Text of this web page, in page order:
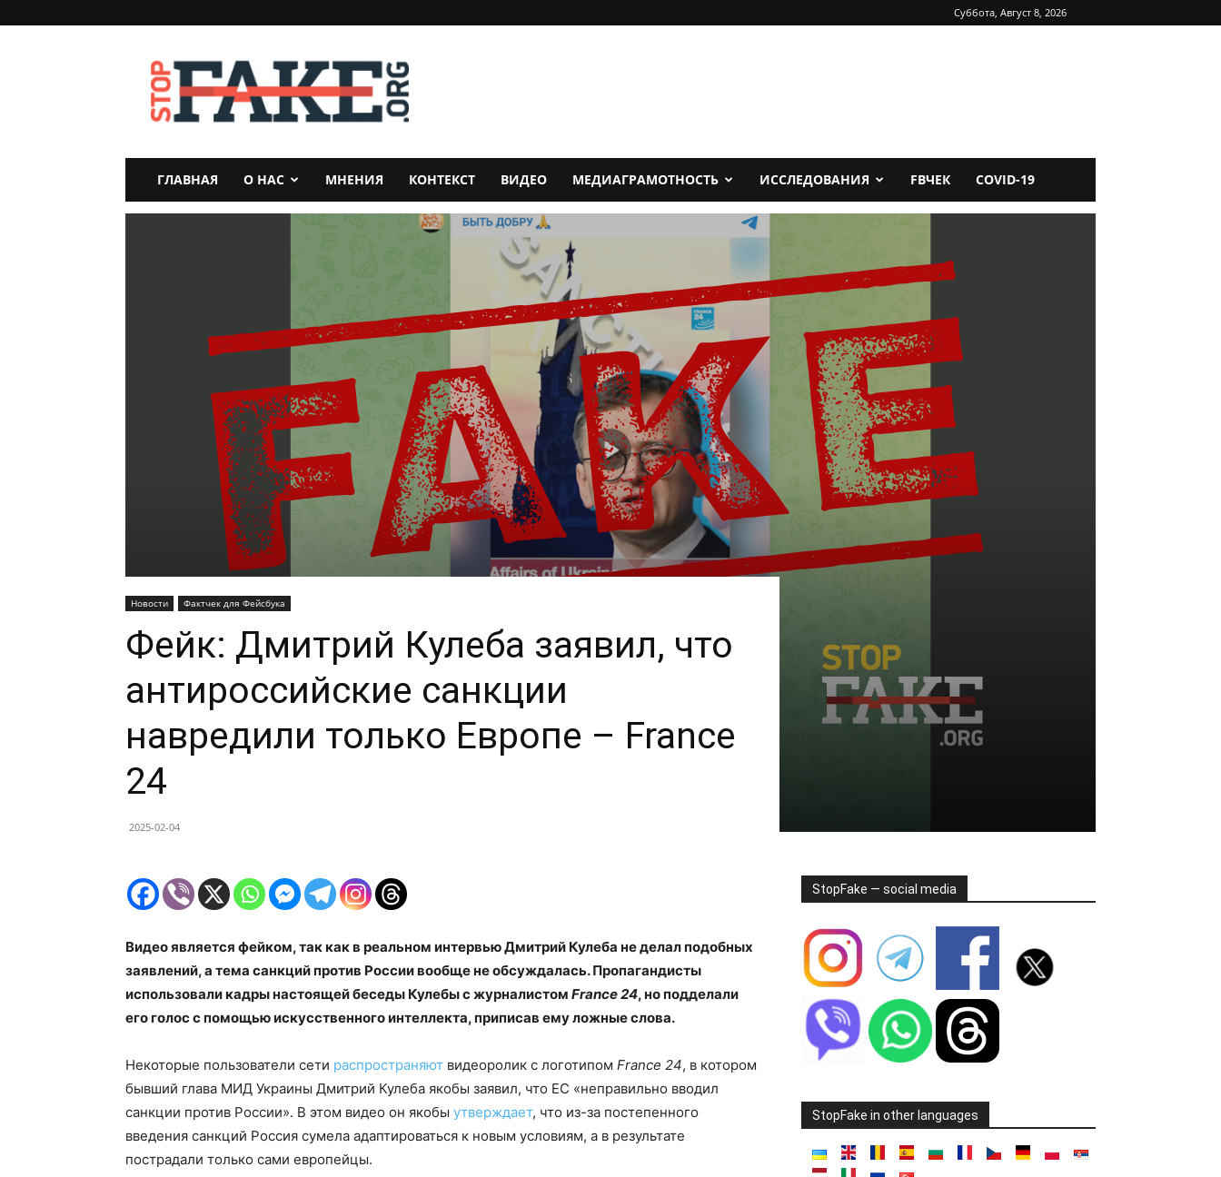
Суббота, Август 8, 2026
StopFake
ГЛАВНАЯ О НАС МНЕНИЯ КОНТЕКСТ ВИДЕО МЕДИАГРАМОТНОСТЬ ИССЛЕДОВАНИЯ FBЧЕК COVID-19
Новости Фактчек для Фейсбука
Фейк: Дмитрий Кулеба заявил, что
антироссийские санкции
навредили только Европе – France
24
2025-02-04
Видео является фейком, так как в реальном интервью Дмитрий Кулеба не делал подобных
заявлений, а тема санкций против России вообще не обсуждалась. Пропагандисты
использовали кадры настоящей беседы Кулебы с журналистом France 24, но подделали
его голос с помощью искусственного интеллекта, приписав ему ложные слова.
Некоторые пользователи сети распространяют видеоролик с логотипом France 24, в котором
бывший глава МИД Украины Дмитрий Кулеба якобы заявил, что ЕС «неправильно вводил
санкции против России». В этом видео он якобы утверждает, что из-за постепенного
введения санкций Россия сумела адаптироваться к новым условиям, а в результате
пострадали только сами европейцы.
StopFake — social media
StopFake in other languages